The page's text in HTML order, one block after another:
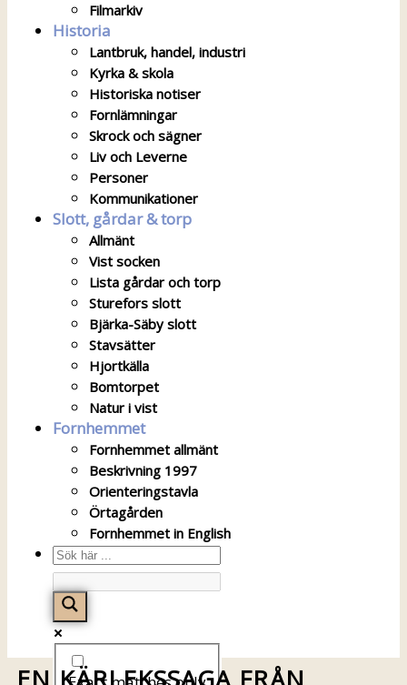
Filmarkiv
Historia
Lantbruk, handel, industri
Kyrka & skola
Historiska notiser
Fornlämningar
Skrock och sägner
Liv och Leverne
Personer
Kommunikationer
Slott, gårdar & torp
Allmänt
Vist socken
Lista gårdar och torp
Sturefors slott
Bjärka-Säby slott
Stavsätter
Hjortkälla
Bomtorpet
Natur i vist
Fornhemmet
Fornhemmet allmänt
Beskrivning 1997
Orienteringstavla
Örtagården
Fornhemmet in English